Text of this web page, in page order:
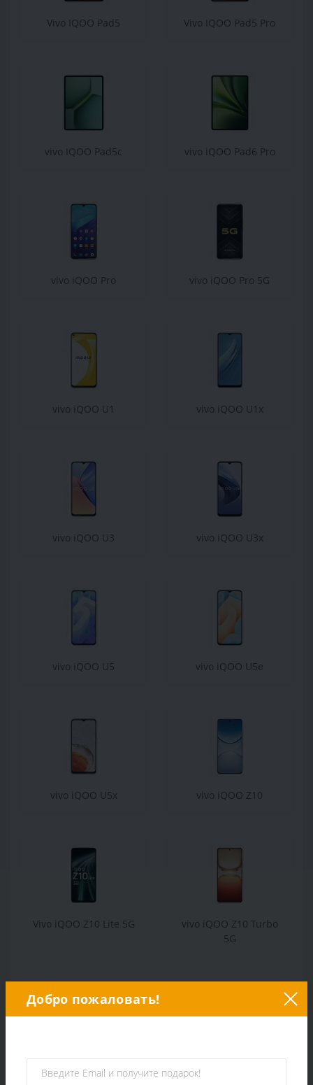
Vivo IQOO Pad5 Vivo IQOO Pad5 Pro
vivo IQOO Pad5c vivo iQOO Pad6 Pro
vivo iQOO Pro vivo iQOO Pro 5G
vivo iQOO U1 vivo iQOO U1x
vivo iQOO U3 vivo iQOO U3x
vivo iQOO U5 vivo iQOO U5e
vivo iQOO U5x vivo iQOO Z10
Vivo iQOO Z10 Lite 5G
vivo iQOO Z10 Turbo
5G
vivo iQOO Z10 Turbo
vivo iQOO Z10 Turbo+
Добро пожаловать!